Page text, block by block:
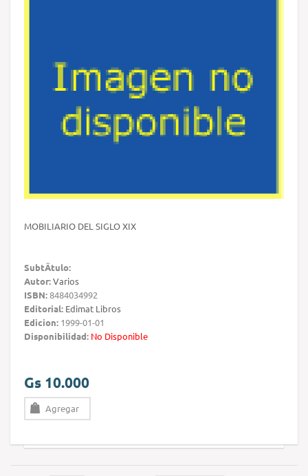
MOBILIARIO DEL SIGLO XIX
SubtÃ­tulo:
Autor:Varios
ISBN:8484034992
Editorial: Edimat Libros
Edicion: 1999-01-01
Disponibilidad: No Disponible
Gs 10.000
Agregar